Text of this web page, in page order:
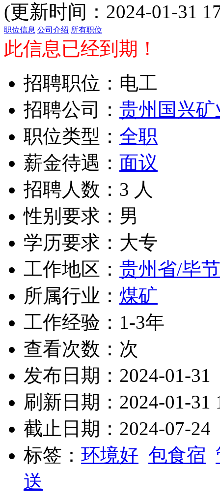
(更新时间：2024-01-31
职位信息 公司介绍 所有职位
此信息已经到期！
招聘职位：电工
招聘公司： 贵州国兴
职位类型： 全职
薪金待遇： 面议
招聘人数：3 人
性别要求：男
学历要求：大专
工作地区： 贵州省/毕
所属行业： 煤矿
工作经验：1-3年
查看次数： 次
发布日期：2024-01-31
刷新日期：2024-01-31
截止日期：2024-07-24
标签： 环境好 包食宿
送